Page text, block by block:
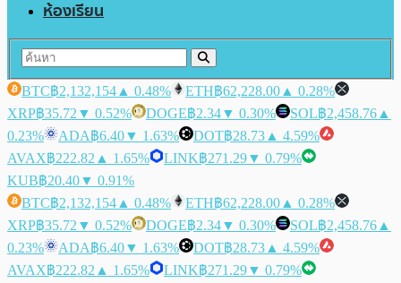
ห้องเรียน
BTC฿2,132,154 ▲ 0.48% ETH฿62,228.00 ▲ 0.28%
XRP฿35.72 ▼ 0.52% DOGE฿2.34▼ 0.30% SOL฿2,458.76 ▲
0.23%
ADA฿6.40▼ 1.63% DOT฿28.73 ▲ 4.59%
AVAX฿222.82 ▲ 1.65% LINK฿271.29▼ 0.79%
KUB฿20.40▼ 0.91%
BTC฿2,132,154 ▲ 0.48% ETH฿62,228.00 ▲ 0.28%
XRP฿35.72 ▼ 0.52% DOGE฿2.34▼ 0.30% SOL฿2,458.76 ▲
0.23%
ADA฿6.40▼ 1.63% DOT฿28.73 ▲ 4.59%
AVAX฿222.82 ▲ 1.65% LINK฿271.29▼ 0.79%